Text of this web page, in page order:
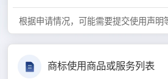
根据申请情况，可能需要提交使用声明
商标使用商品或服务列表